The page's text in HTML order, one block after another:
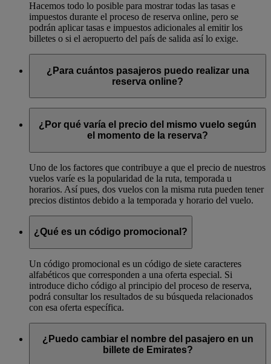
Hacemos todo lo posible para mostrar todas las tasas e
impuestos durante el proceso de reserva online, pero se
podrán aplicar tasas e impuestos adicionales al emitir los
billetes o si el aeropuerto del país de salida así lo exige.
¿Para cuántos pasajeros puedo realizar una
reserva online?
a todos los adultos y niños de su grupo.
¿Por qué varía el precio del mismo vuelo según
el momento de la reserva?
Uno de los factores que contribuye a que el precio de nuestros
vuelos varíe es la popularidad de la ruta, temporada u
horarios. Así pues, dos vuelos con la misma ruta pueden tener
precios distintos debido a la temporada y horario del vuelo.
¿Qué es un código promocional?
Un código promocional es un código de siete caracteres
alfabéticos que corresponden a una oferta especial. Si
introduce dicho código al principio del proceso de reserva,
podrá consultar los resultados de su búsqueda relacionados
con esa oferta específica.
¿Puedo cambiar el nombre del pasajero en un
billete de Emirates?